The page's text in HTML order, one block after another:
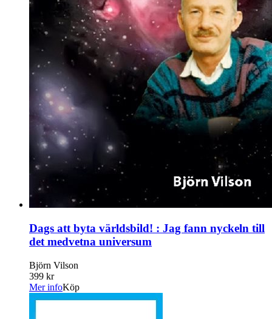
Dags att byta världsbild! : Jag fann nyckeln till
det medvetna universum
Björn Vilson
399 kr
Mer infoKöp